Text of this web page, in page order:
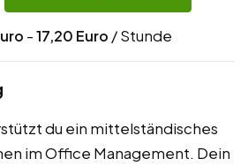
-17,20 Euro / Stunde
du ein mittelständisches
im Office Management. Dein